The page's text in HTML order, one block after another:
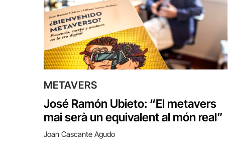
METAVERS
José Ramón Ubieto: “El metavers
mai serà un equivalent al món real”
Joan Cascante Agudo